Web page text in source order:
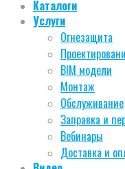
Каталоги
Услуги
Огнезащита
BIM модели
Монтаж
Обслуживание
Заправка и
Вебинары
Доставка и